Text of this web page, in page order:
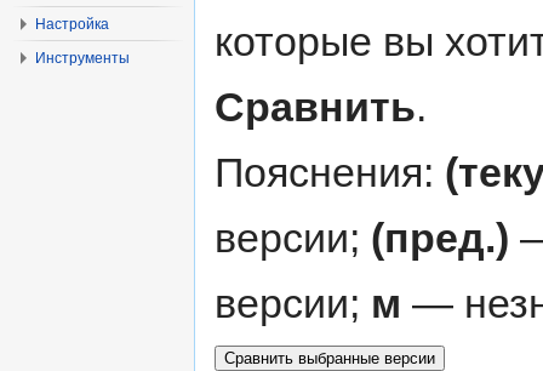
которые вы
Сравнить.
Пояснения:
версии; (пред.)
версии; м —
Настройка
Инструменты